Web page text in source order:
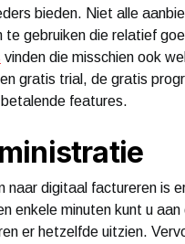
bieden. Niet alle
gebruiken die relatief
vinden die misschien ook
gratis trial, de gratis
features.
digitaal factureren is
enkele minuten kunt u
er hetzelfde uitzien.